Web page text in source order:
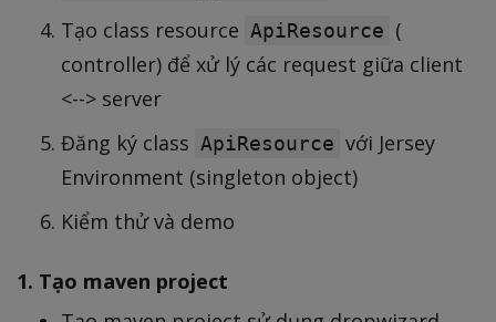
Tạo class resource ApiResource (
controller) để xử lý các request giữa client
<--> server
Đăng ký class ApiResource với Jersey
Environment (singleton object)
Kiểm thử và demo
1. Tạo maven project